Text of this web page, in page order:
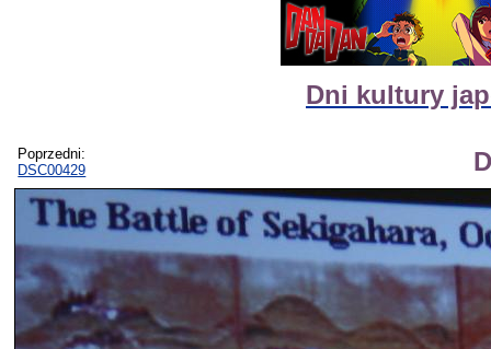
Dni kultury
Poprzedni:
DSC00429